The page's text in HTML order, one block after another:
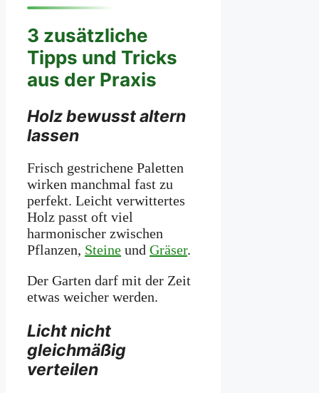
3 zusätzliche
Tipps und Tricks
aus der Praxis
Holz bewusst altern
lassen
Frisch gestrichene Paletten
wirken manchmal fast zu
perfekt. Leicht verwittertes
Holz passt oft viel
harmonischer zwischen
Pflanzen, Steine und Gräser.
Der Garten darf mit der Zeit
etwas weicher werden.
Licht nicht
gleichmäßig
verteilen